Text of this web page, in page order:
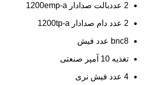
2 عددبالت صدادار 1200emp-a
2 عدد دام صدادار 1200tp-a
bnc8 عدد فیش
تغذیه 10 آمپر صنعتی
4 عدد فیش نری